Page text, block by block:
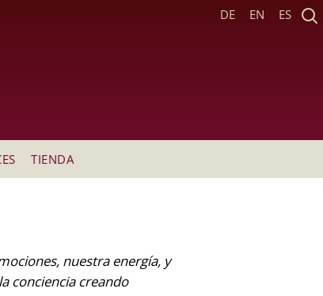
DE EN ES
TIENDA
nuestra energía, y
conciencia creando